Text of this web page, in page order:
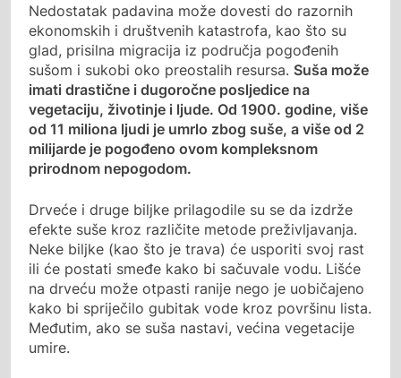
Nedostatak padavina može dovesti do razornih
ekonomskih i društvenih katastrofa, kao što su
glad, prisilna migracija iz područja pogođenih
sušom i sukobi oko preostalih resursa. Suša može
imati drastične i dugoročne posljedice na
vegetaciju, životinje i ljude. Od 1900. godine, više
od 11 miliona ljudi je umrlo zbog suše, a više od 2
milijarde je pogođeno ovom kompleksnom
prirodnom nepogodom.
Drveće i druge biljke prilagodile su se da izdrže
efekte suše kroz različite metode preživljavanja.
Neke biljke (kao što je trava) će usporiti svoj rast
ili će postati smeđe kako bi sačuvale vodu. Lišće
na drveću može otpasti ranije nego je uobičajeno
kako bi spriječilo gubitak vode kroz površinu lista.
Međutim, ako se suša nastavi, većina vegetacije
umire.